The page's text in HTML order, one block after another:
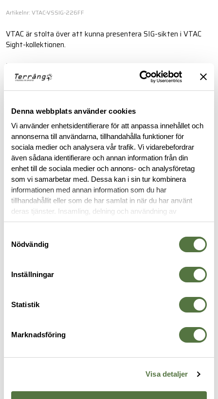
Denna webbplats använder cookies
Vi använder enhetsidentifierare för att anpassa innehållet och
annonserna till användarna, tillhandahålla funktioner för
sociala medier och analysera vår trafik. Vi vidarebefordrar
även sådana identifierare och annan information från din
enhet till de sociala medier och annons- och analysföretag
som vi samarbetar med. Dessa kan i sin tur kombinera
informationen med annan information som du har
tillhandahållit eller som de har samlat in när du har använt
deras tjänster. Insamling, delning och användning av
personuppgifter kan användas för personalisering av
Nödvändig
Inställningar
Statistik
Marknadsföring
Visa detaljer
Artikelnr: VTAC-VSSIG-226FF
VTAC är stolta över att kunna presentera SIG-sikten i VTAC
Sight-kollektionen.
Läs mer
RECENSIONER
OM VARUMÄRKET
VAPENTILLBEHÖR
TALON GRIPS
Rubber
ODG